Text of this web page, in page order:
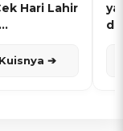
Hari Lahir
➔